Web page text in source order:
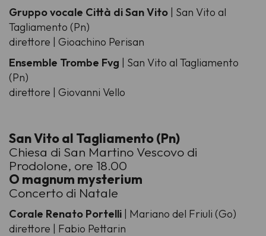
Gruppo vocale Città di San Vito | San Vito al
Tagliamento (Pn)
direttore | Gioachino Perisan
Ensemble Trombe Fvg | San Vito al Tagliamento
(Pn)
direttore | Giovanni Vello
San Vito al Tagliamento (Pn)
Chiesa di San Martino Vescovo di
Prodolone, ore 18.00
O magnum mysterium
Concerto di Natale
Corale Renato Portelli | Mariano del Friuli (Go)
direttore | Fabio Pettarin